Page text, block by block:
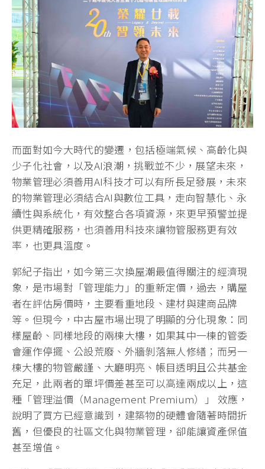
而面對如今大時代的變遷，包括極端氣候、高齡化與
少子化社會，以及AI浪潮，挑戰並不少，展望未來，
物業管理必須善用AI科技才可以有所長足發展，未來
的物業管理必須結合AI與數位工具，走向智慧化、永
續性與系統化，有效整合各項資源，來更早預警並提
供更精確服務，也須善用科技來讓物管服務更有效
率，也更具溫度。
郭紀子指出，如今第三次換屋潮最值得關注的經濟現
象，是市場對「管理能力」的重新定價，過去，購屋
者在評估房價時，主要看重地段、建材與建商品牌
等。但現今，中古屋市場出現了明顯的分化現象：同
樣屋齡、同樣地段的兩棟大樓，如果其中一棟的管委
會運作停擺、公設荒廢、外牆剝落無人修繕；而另一
棟大樓的物管嚴謹、大廳明亮、帳目透明且公共基金
充足，此兩者的單坪價差甚至可以高達兩成以上，這
種「管理溢價（Management Premium）」 效應，
說明了買方已經意識到，建築物的硬體會隨著時間折
舊，但優良的社區文化與物業管理，卻能讓資產保值
甚至增值。